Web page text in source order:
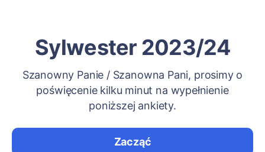
Sylwester 2023/24
Szanowny Panie / Szanowna Pani, prosimy o
poświęcenie kilku minut na wypełnienie
poniższej ankiety.
Zacząć